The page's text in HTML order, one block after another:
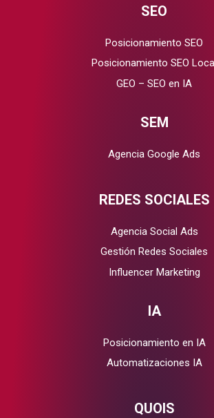
SEO
Posicionamiento SEO
Posicionamiento SEO
GEO – SEO en IA
SEM
Agencia Google Ads
REDES SOCIALES
Agencia Social Ads
Gestión Redes Sociales
Influencer Marketing
IA
Posicionamiento en IA
Automatizaciones IA
QUOIS